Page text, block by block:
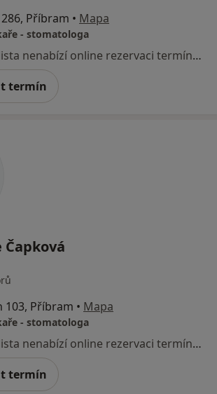
Příbram • Mapa
- stomatologa
Tento specialista nenabízí online rezervaci termínu na této adrese.
termín
Čapková
103, Příbram • Mapa
- stomatologa
Tento specialista nenabízí online rezervaci termínu na této adrese.
termín